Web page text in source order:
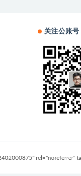
关注公账号
rel="noreferrer"